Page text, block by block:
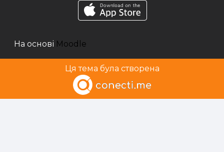
На основі Moodle
Ця тема була створена